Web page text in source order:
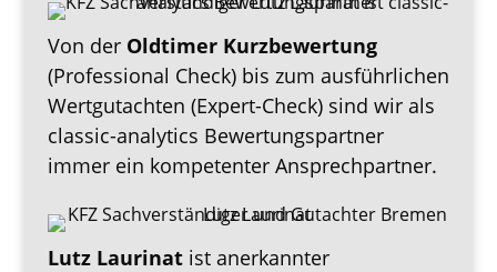
Von der Oldtimer Kurzbewertung
(Professional Check) bis zum ausführlichen
Wertgutachten (Expert-Check) sind wir als
classic-analytics Bewertungspartner
immer ein kompetenter Ansprechpartner.
Lutz Laurinatist anerkannter